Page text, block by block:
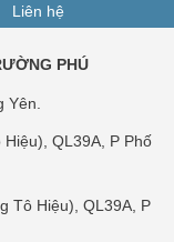
Liên hệ
PHÚ
Yên.
QL39A, P Phố
Tô Hiệu), QL39A, P